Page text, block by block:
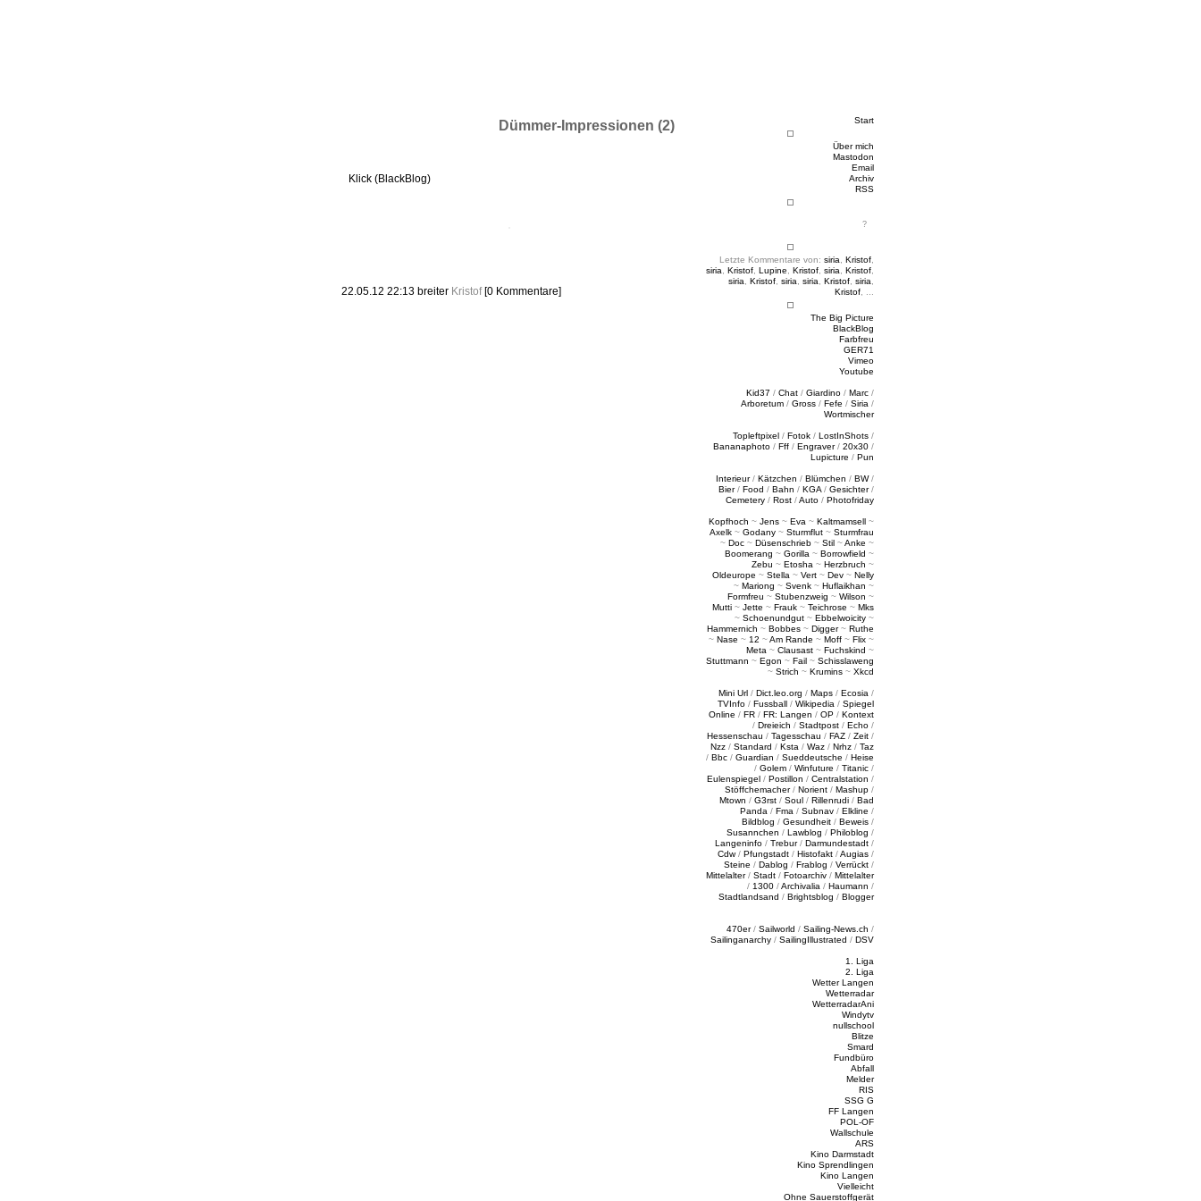
Start
Über mich
Mastodon
Email
Archiv
RSS
Letzte Kommentare von: siria Kristof
siria
Kristof Lupine Kristof siria Kristof
siria
Kristof siria siria Kristof siria
Kristof
The Big Picture
BlackBlog
Farbfreu
GER71
Vimeo
Youtube
Kid37 / Chat / Giardino / Marc /
Arboretum / Gross / Fefe / Siria /
Wortmischer
Topleftpixel / Fotok / LostInShots /
Bananaphoto / Fff / Engraver/ 20x30 /
Lupicture / Pun
Interieur/ Kätzchen / Blümchen / BW/
Bier/ Food / Bahn / KGA / Gesichter/
Cemetery / Rost /Auto / Photofriday
Kopfhoch ~ Jens ~ Eva ~ Kaltmamsell ~
Axelk ~ Godany ~ Sturmflut ~ Sturmfrau
~ Doc ~ Düsenschrieb ~ Stil ~Anke ~
Boomerang ~ Gorilla ~ Borrowfield ~
Zebu ~ Etosha ~ Herzbruch ~
Oldeurope ~ Stella ~ Vert ~ Dev ~ Nelly
~ Mariong ~ Svenk ~ Huflaikhan ~
Formfreu ~ Stubenzweig ~ Wilson ~
Mutti ~ Jette ~ Frauk ~ Teichrose ~ Mks
~ Schoenundgut ~ Ebbelwoicity ~
Hammernich ~ Bobbes ~ Digger~ Ruthe
~ Nase ~ 12 ~Am Rande ~ Moff ~ Flix ~
Meta ~ Clausast ~ Fuchskind ~
Stuttmann ~ Egon ~ Fail ~ Schisslaweng
~ Strich ~ Krumins ~ Xkcd
Mini Url / Dict.leo.org / Maps / Ecosia /
TVInfo / Fussball / Wikipedia / Spiegel
Online / FR / FR: Langen / OP / Kontext
/ Dreieich / Stadtpost / Echo /
Hessenschau / Tagesschau / FAZ / Zeit /
Nzz / Standard / Ksta / Waz / Nrhz / Taz
/ Bbc / Guardian / Sueddeutsche / Heise
/ Golem / Winfuture / Titanic /
Eulenspiegel / Postillon / Centralstation /
Stöffchemacher/ Norient / Mashup /
Mtown / G3rst / Soul / Rillenrudi / Bad
Panda / Fma / Subnav / Elkline /
Bildblog / Gesundheit / Beweis /
Susannchen / Lawblog / Philoblog /
Langeninfo / Trebur/ Darmundestadt /
Cdw/ Pfungstadt / Histofakt /Augias /
Steine / Dablog / Frablog / Verrückt /
Mittelalter/ Stadt / Fotoarchiv / Mittelalter
/ 1300 /Archivalia / Haumann /
Stadtlandsand / Brightsblog / Blogger
470er/ Sailworld / Sailing-News.ch /
Sailinganarchy / SailingIllustrated / DSV
1. Liga
2. Liga
Wetter Langen
Wetterradar
WetterradarAni
Windytv
nullschool
Blitze
Smard
Fundbüro
Abfall
Melder
RIS
SSG G
FF Langen
POL-OF
Wallschule
ARS
Kino Darmstadt
Kino Sprendlingen
Kino Langen
Vielleicht
Ohne Sauerstoffgerät
Dümmer-Impressionen (2)
Klick (BlackBlog)
22.05.12 22:13 breiter Kristof [0 Kommentare]